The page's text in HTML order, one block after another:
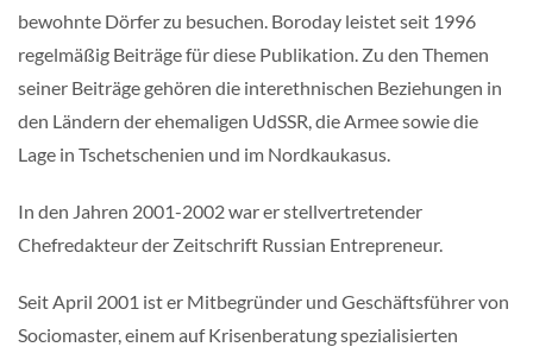
bewohnte Dörfer zu besuchen. Boroday leistet seit 1996
regelmäßig Beiträge für diese Publikation. Zu den Themen
seiner Beiträge gehören die interethnischen Beziehungen in
den Ländern der ehemaligen UdSSR, die Armee sowie die
Lage in Tschetschenien und im Nordkaukasus.
In den Jahren 2001-2002 war er stellvertretender
Chefredakteur der Zeitschrift Russian Entrepreneur.
Seit April 2001 ist er Mitbegründer und Geschäftsführer von
Sociomaster, einem auf Krisenberatung spezialisierten